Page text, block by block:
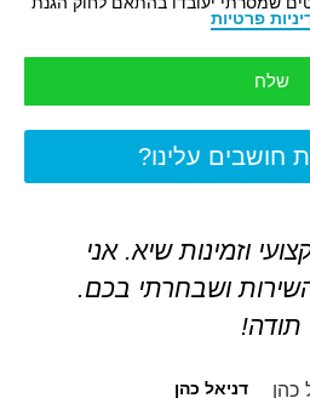
פרטיות
שלח
חושבים עלינו?
וזמינות שיא. אני
ושבחרתי בכם.
תודה!
דניאל כהן